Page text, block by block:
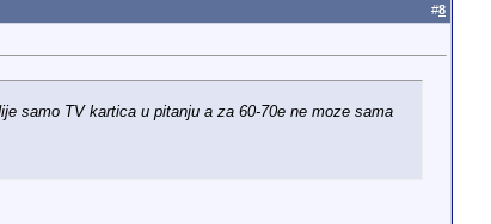
#8
samo TV kartica u pitanju a za 60-70e ne moze sama